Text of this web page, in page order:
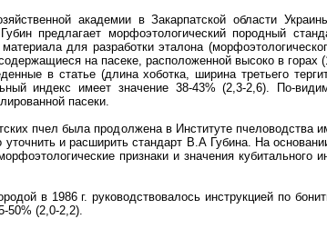
академии в Закарпатской области
предлагает морфоэтологический породный
для разработки эталона
на пасеке, расположенной высоко в горах
в статье (длина хоботка, ширина третьего
индекс имеет значение 38-43% (2,3-2,6). По-
пасеки.
пчел была продолжена в Институте
и расширить стандарт В.А Губина. На
признаки и значения
в 1986 г. руководствовалось инструкцией по
50% (2,0-2,2).